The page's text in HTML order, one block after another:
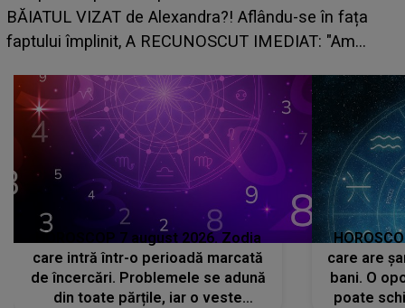
fața
grabă îi aduce pierderi semnificative și îi dă
planurile peste cap
HOROSCOP 7 august 2026. Zodia
care intră într-o perioadă marcată
de încercări. Problemele se adună
din toate părțile, iar o veste
care are
bani. O
poate